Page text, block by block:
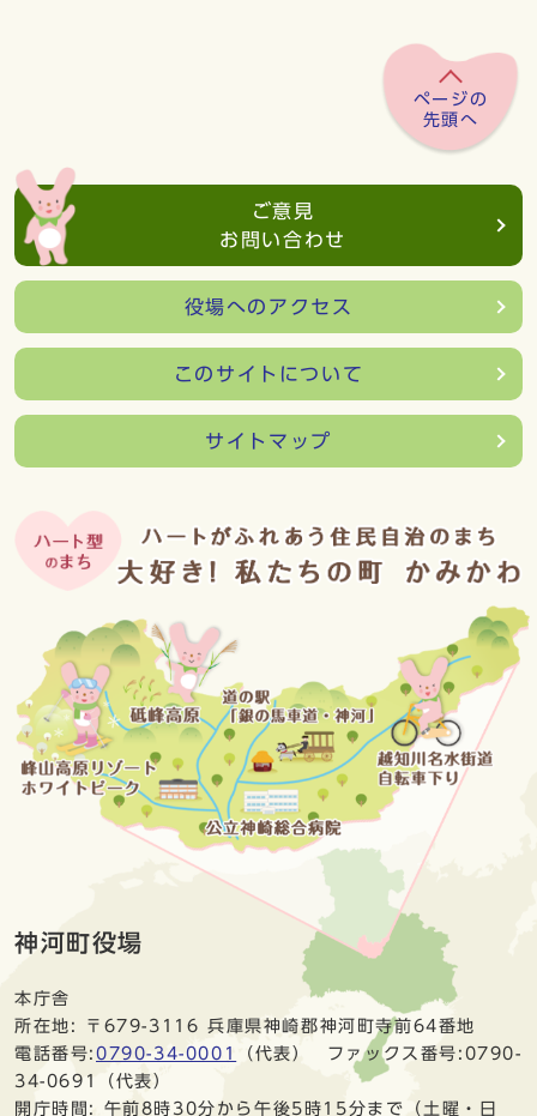
ページの
先頭へ
ご意見
お問い合わせ
役場へのアクセス
このサイトについて
サイトマップ
神河町役場
本庁舎
所在地: 〒679-3116 兵庫県神崎郡神河町寺前64番地
電話番号: 0790-34-0001
（代表） ファックス番号:0790-
34-0691（代表）
開庁時間: 午前8時30分から午後5時15分まで（土曜・日